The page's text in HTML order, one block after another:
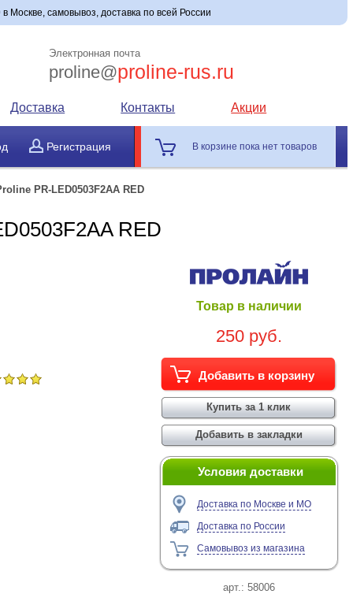
Москве, самовывоз, доставка по всей России
Электронная почта
proline@proline-rus.ru
Доставка Контакты Акции
Регистрация В корзине пока нет товаров
PR-LED0503F2AA RED
RED
Товар в наличии
250 руб.
Условия доставки
Доставка по Москве и МО
Доставка по России
Самовывоз из магазина
арт.: 58006